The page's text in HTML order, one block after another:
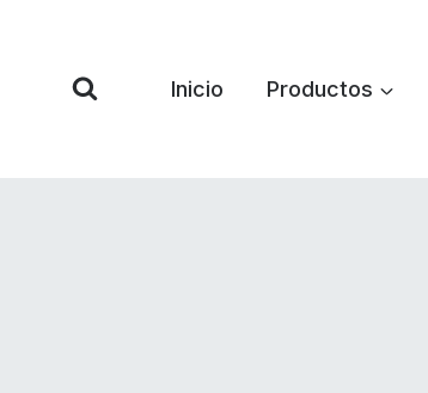
Contenido
Inicio Productos